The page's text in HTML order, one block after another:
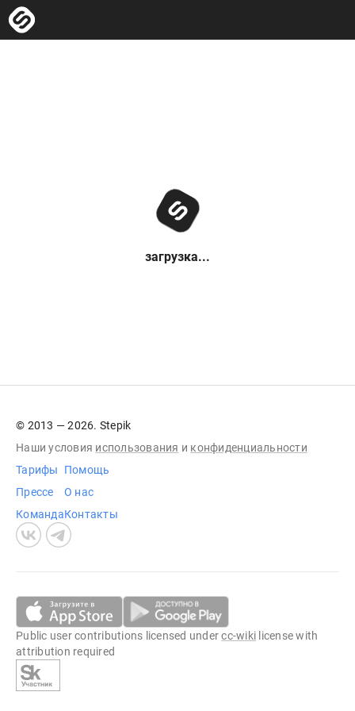
загрузка...
© 2013 — 2026. Stepik
Наши условия использования и конфиденциальности
Тарифы
Прессе
Команда
Помощь
О нас
Контакты
Public user contributions licensed undercc-wiki license with
attribution required